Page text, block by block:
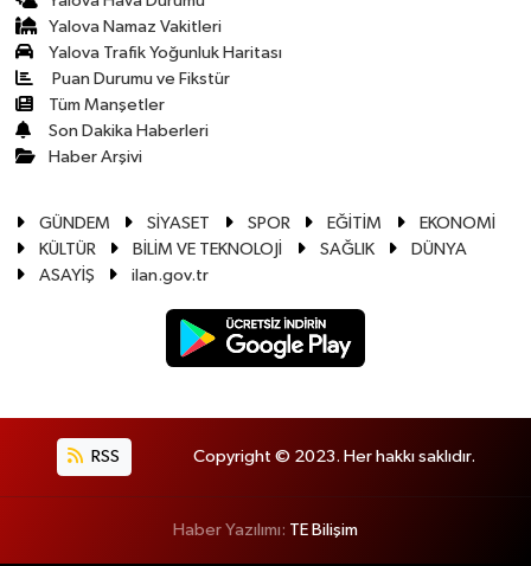
Yalova Namaz Vakitleri
Yalova Trafik Yoğunluk Haritası
Puan Durumu ve Fikstür
Tüm Manşetler
Son Dakika Haberleri
Haber Arşivi
GÜNDEM SİYASET SPOR EĞİTİM
EKONOMİ
KÜLTÜR
BİLİM VE TEKNOLOJİ SAĞLIK
DÜNYA
ASAYİŞ
ilan.gov.tr
RSS Copyright © 2023. Her hakkı saklıdır.
Haber Yazılımı: TE Bilişim